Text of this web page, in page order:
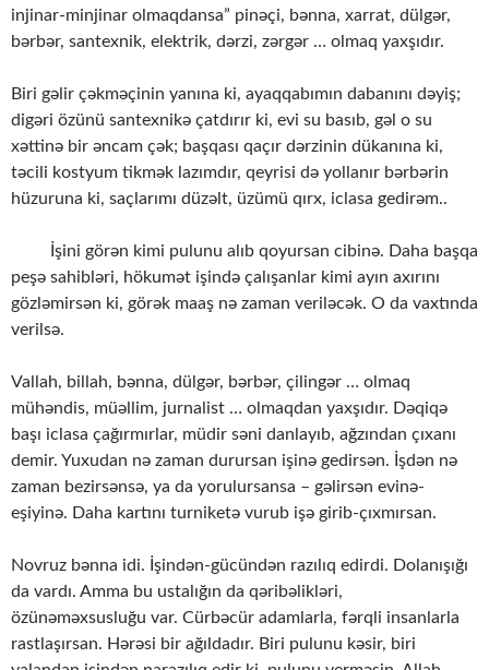
injinar-minjinar olmaqdansa” pinəçi, bənna, xarrat, dülgər,
bərbər, santexnik, elektrik, dərzi, zərgər … olmaq yaxşıdır.
Biri gəlir çəkməçinin yanına ki, ayaqqabımın dabanını dəyiş;
digəri özünü santexnikə çatdırır ki, evi su basıb, gəl o su
xəttinə bir əncam çək; başqası qaçır dərzinin dükanına ki,
təcili kostyum tikmək lazımdır, qeyrisi də yollanır bərbərin
hüzuruna ki, saçlarımı düzəlt, üzümü qırx, iclasa gedirəm..
İşini görən kimi pulunu alıb qoyursan cibinə. Daha başqa
peşə sahibləri, hökumət işində çalışanlar kimi ayın axırını
gözləmirsən ki, görək maaş nə zaman veriləcək. O da vaxtında
verilsə.
Vallah, billah, bənna, dülgər, bərbər, çilingər … olmaq
mühəndis, müəllim, jurnalist … olmaqdan yaxşıdır. Dəqiqə
başı iclasa çağırmırlar, müdir səni danlayıb, ağzından çıxanı
demir. Yuxudan nə zaman durursan işinə gedirsən. İşdən nə
zaman bezirsənsə, ya da yorulursansa – gəlirsən evinə-
eşiyinə. Daha kartını turniketə vurub işə girib-çıxmırsan.
Novruz bənna idi. İşindən-gücündən razılıq edirdi. Dolanışığı
da vardı. Amma bu ustalığın da qəribəlikləri,
özünəməxsusluğu var. Cürbəcür adamlarla, fərqli insanlarla
rastlaşırsan. Hərəsi bir ağıldadır. Biri pulunu kəsir, biri